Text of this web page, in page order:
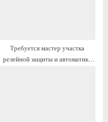
Требуется мастер участка
релейной защиты и автоматики